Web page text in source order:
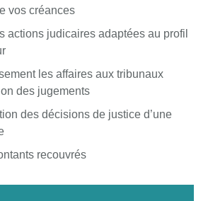
vos créances
actions judicaires adaptées au profil
les affaires aux tribunaux
des jugements
des décisions de justice d’une
recouvrés